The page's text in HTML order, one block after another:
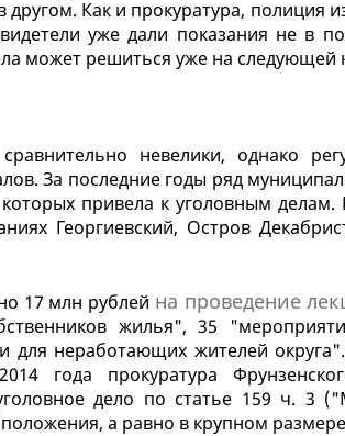
Как и прокуратура, полиция
уже дали показания не в
может решиться уже на следующей
невелики, однако
За последние годы ряд
привела к уголовным
Георгиевский, Остров
17 млн рублей на проведение
жилья", 35
для неработающих жителей
года прокуратура
дело по статье 159 ч. 3
а равно в крупном